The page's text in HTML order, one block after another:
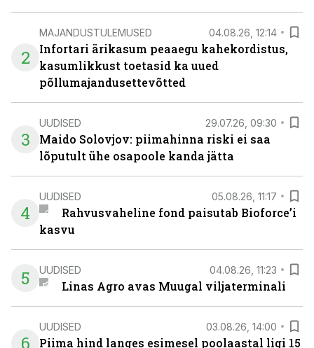
2
MAJANDUSTULEMUSED 04.08.26, 12:14
Infortari ärikasum peaaegu kahekordistus,
kasumlikkust toetasid ka uued
põllumajandusettevõtted
3
UUDISED 29.07.26, 09:30
Maido Solovjov: piimahinna riski ei saa
lõputult ühe osapoole kanda jätta
4
UUDISED 05.08.26, 11:17
Rahvusvaheline fond paisutab Bioforce’i
kasvu
5 UUDISED 04.08.26, 11:23
Linas Agro avas Muugal viljaterminali
6
UUDISED 03.08.26, 14:00
Piima hind langes esimesel poolaastal ligi 15